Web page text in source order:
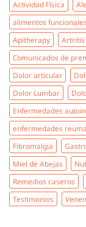
Actividad Física
alimentos funcionales
Apitherapy
Artritis
Comunicados de
Dolor articular
Dolor Lumbar
Enfermedades
enfermedades
Fibromalgia
Miel de Abejas
Remedios caseros
Testimonios